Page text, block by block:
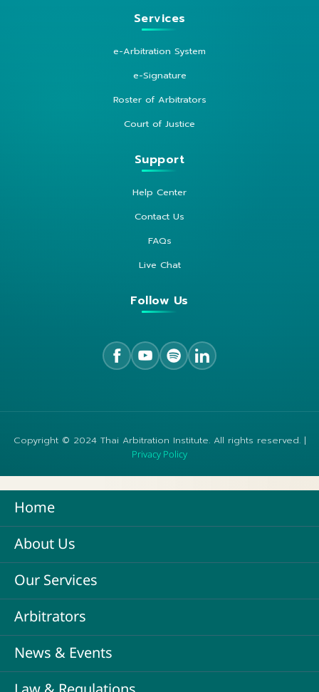
Services
e-Arbitration System
e-Signature
Roster of Arbitrators
Court of Justice
Support
Help Center
Contact Us
FAQs
Live Chat
Follow Us
Copyright © 2024 Thai Arbitration Institute. All rights reserved. |
Privacy Policy
Home
About Us
Our Services
Arbitrators
News & Events